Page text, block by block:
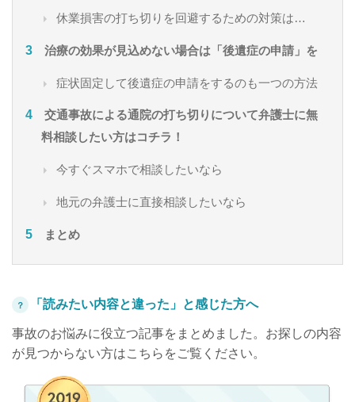
休業損害の打ち切りを回避するための対策は…
治療の効果が見込めない場合は「後遺症の申請」を
症状固定して後遺症の申請をするのも一つの方法
交通事故による通院の打ち切りについて弁護士に無
料相談したい方はコチラ！
今すぐスマホで相談したいなら
地元の弁護士に直接相談したいなら
まとめ
？ 「読みたい内容と違った」と感じた方へ
事故のお悩みに役立つ記事をまとめました。お探しの内容
が見つからない方はこちらをご覧ください。